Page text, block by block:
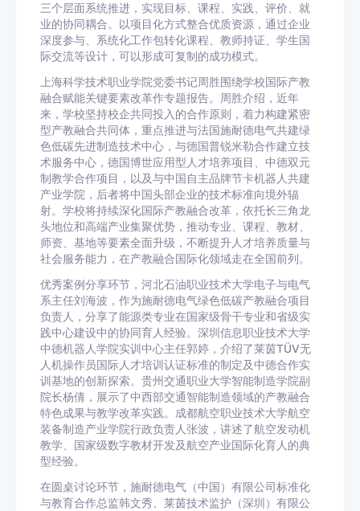
三个层面系统推进，实现目标、课程、实践、评价、就
业的协同耦合。以项目化方式整合优质资源，通过企业
深度参与、系统化工作包转化课程、教师持证、学生国
际交流等设计，可以形成可复制的成功模式。
上海科学技术职业学院党委书记周胜围绕学校国际产教
融合赋能关键要素改革作专题报告。周胜介绍，近年
来，学校坚持校企共同投入的合作原则，着力构建紧密
型产教融合共同体，重点推进与法国施耐德电气共建绿
色低碳先进制造技术中心，与德国普锐米勒合作建立技
术服务中心，德国博世应用型人才培养项目、中德双元
制教学合作项目，以及与中国自主品牌节卡机器人共建
产业学院，后者将中国头部企业的技术标准向境外辐
射。学校将持续深化国际产教融合改革，依托长三角龙
头地位和高端产业集聚优势，推动专业、课程、教材、
师资、基地等要素全面升级，不断提升人才培养质量与
社会服务能力，在产教融合国际化领域走在全国前列。
优秀案例分享环节，河北石油职业技术大学电子与电气
系主任刘海波，作为施耐德电气绿色低碳产教融合项目
负责人，分享了能源类专业在国家级骨干专业和省级实
践中心建设中的协同育人经验。深圳信息职业技术大学
中德机器人学院实训中心主任郭婷，介绍了莱茵TÜV无
人机操作员国际人才培训认证标准的制定及中德合作实
训基地的创新探索。贵州交通职业大学智能制造学院副
院长杨倩，展示了中西部交通智能制造领域的产教融合
特色成果与教学改革实践。成都航空职业技术大学航空
装备制造产业学院行政负责人张波，讲述了航空发动机
教学、国家级数字教材开发及航空产业国际化育人的典
型经验。
在圆桌讨论环节，施耐德电气（中国）有限公司标准化
与教育合作总监韩文秀、莱茵技术监护（深圳）有限公